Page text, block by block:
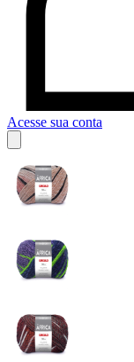
Acesse sua conta